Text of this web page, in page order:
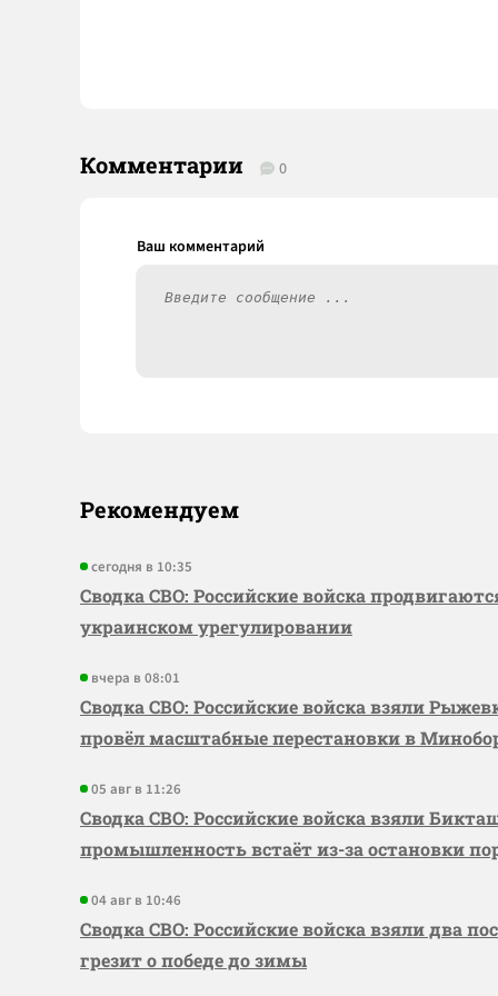
Комментарии 0
Рекомендуем
сегодня в 10:35
Сводка СВО: Российские войска
украинском урегулировании
вчера в 08:01
Сводка СВО: Российские войска взяли
провёл масштабные перестановки в
05 авг в 11:26
Сводка СВО: Российские войска взяли
промышленность встаёт из-за остановки
04 авг в 10:46
Сводка СВО: Российские войска взяли два
грезит о победе до зимы